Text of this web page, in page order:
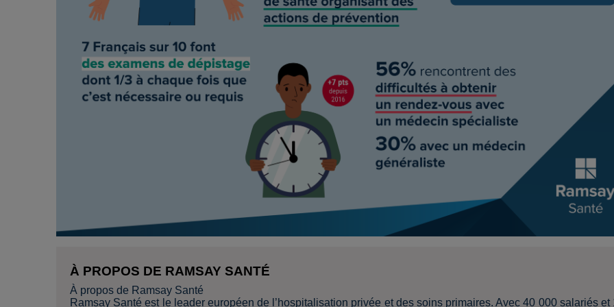
À PROPOS DE RAMSAY SANTÉ
À propos de Ramsay Santé
Ramsay Santé est le leader européen de l’hospitalisation privée et des soins primaires. Avec 40 000 salariés et